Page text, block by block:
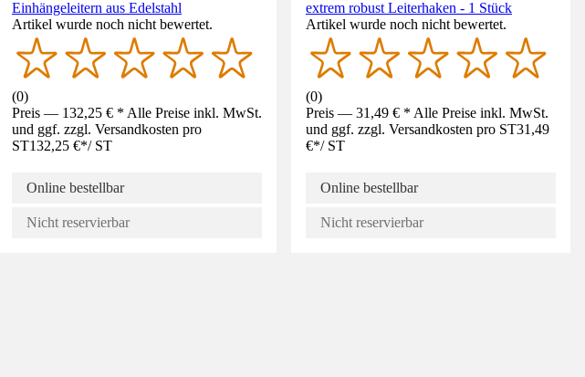
Einhängeleitern aus Edelstahl
Artikel wurde noch nicht bewertet.
(0)
Preis — 132,25 € * Alle Preise inkl. MwSt.
und ggf. zzgl. Versandkosten pro
ST132,25 €*/ ST
Online bestellbar
Nicht reservierbar
extrem robust Leiterhaken - 1 Stück
Artikel wurde noch nicht bewertet.
(0)
Preis — 31,49 € * Alle Preise inkl. MwSt.
und ggf. zzgl. Versandkosten pro ST31,49
€*/ ST
Online bestellbar
Nicht reservierbar